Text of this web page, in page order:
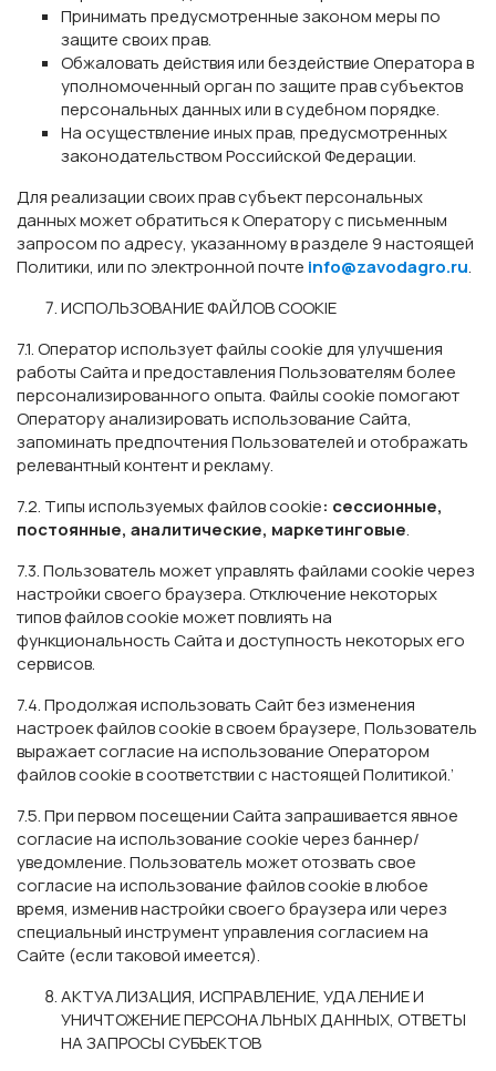
Принимать предусмотренные законом меры по
защите своих прав.
Обжаловать действия или бездействие Оператора в
уполномоченный орган по защите прав субъектов
персональных данных или в судебном порядке.
На осуществление иных прав, предусмотренных
законодательством Российской Федерации.
Для реализации своих прав субъект персональных
данных может обратиться к Оператору с письменным
запросом по адресу, указанному в разделе 9 настоящей
Политики, или по электронной почте info@zavodagro.ru.
ИСПОЛЬЗОВАНИЕ ФАЙЛОВ COOKIE
7.1. Оператор использует файлы cookie для улучшения
работы Сайта и предоставления Пользователям более
персонализированного опыта. Файлы cookie помогают
Оператору анализировать использование Сайта,
запоминать предпочтения Пользователей и отображать
релевантный контент и рекламу.
7.2. Типы используемых файлов cookie: сессионные,
постоянные, аналитические, маркетинговые.
7.3. Пользователь может управлять файлами cookie через
настройки своего браузера. Отключение некоторых
типов файлов cookie может повлиять на
функциональность Сайта и доступность некоторых его
сервисов.
7.4. Продолжая использовать Сайт без изменения
настроек файлов cookie в своем браузере, Пользователь
выражает согласие на использование Оператором
файлов cookie в соответствии с настоящей Политикой.’
7.5. При первом посещении Сайта запрашивается явное
согласие на использование cookie через баннер/
уведомление. Пользователь может отозвать свое
согласие на использование файлов cookie в любое
время, изменив настройки своего браузера или через
специальный инструмент управления согласием на
Сайте (если таковой имеется).
АКТУАЛИЗАЦИЯ, ИСПРАВЛЕНИЕ, УДАЛЕНИЕ И
УНИЧТОЖЕНИЕ ПЕРСОНАЛЬНЫХ ДАННЫХ, ОТВЕТЫ
НА ЗАПРОСЫ СУБЪЕКТОВ